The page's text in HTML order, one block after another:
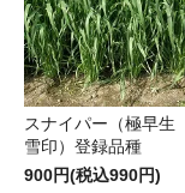
スナイパー（極早生
雪印）登録品種
900円(税込990円)